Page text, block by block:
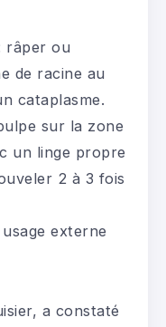
râper ou
de racine au
cataplasme.
sur la zone
un linge propre
2 à 3 fois
externe
a constaté